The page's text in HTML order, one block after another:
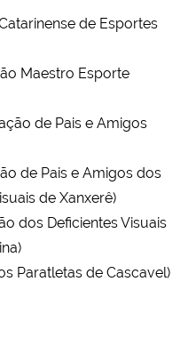
de Esportes
Maestro Esporte
de Pais e Amigos
de Pais e Amigos dos
de Xanxerê)
dos Deficientes Visuais
Paratletas de Cascavel)